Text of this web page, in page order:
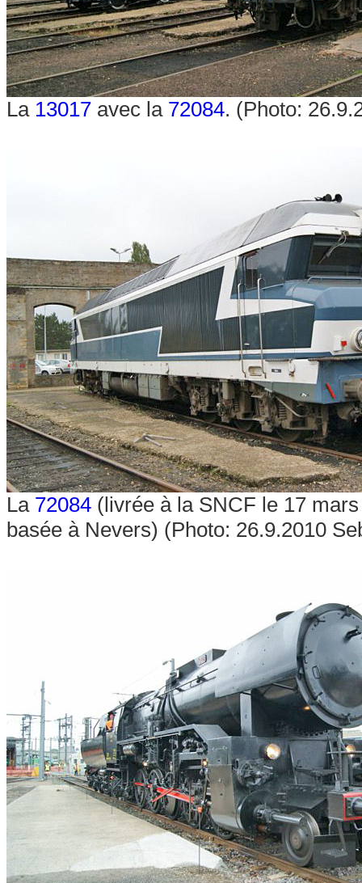
La 13017 avec la 72084. (Photo:
La 72084 (livrée à la SNCF le 17
basée à Nevers) (Photo: 26.9.2010